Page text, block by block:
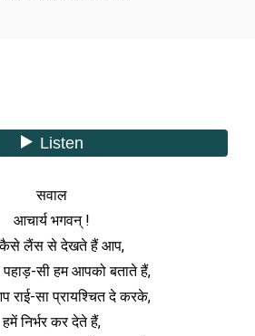
सवाल
आचार्य भगवन् !
लैंस से देखते हैं आप,
पहाड़-सी हम आपको बताते हैं,
राई-सा प्रायश्चित दे करके,
हमें निर्भर कर देते हैं,